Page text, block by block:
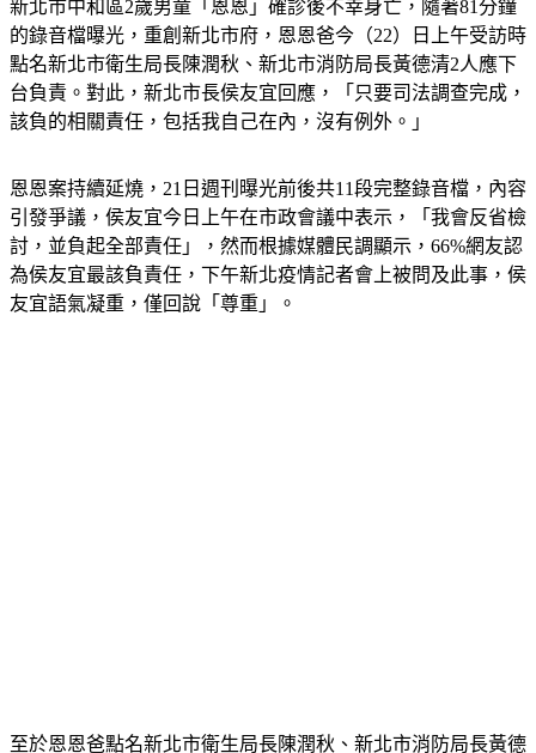
新北市中和區2歲男童「恩恩」確診後不幸身亡，隨著81分鐘
的錄音檔曝光，重創新北市府，恩恩爸今（22）日上午受訪時
點名新北市衛生局長陳潤秋、新北市消防局長黃德清2人應下
台負責。對此，新北市長侯友宜回應，「只要司法調查完成，
恩恩案持續延燒，21日週刊曝光前後共11段完整錄音檔，內容
引發爭議，侯友宜今日上午在市政會議中表示，「我會反省檢
討，並負起全部責任」，然而根據媒體民調顯示，66%網友認
為侯友宜最該負責任，下午新北疫情記者會上被問及此事，侯